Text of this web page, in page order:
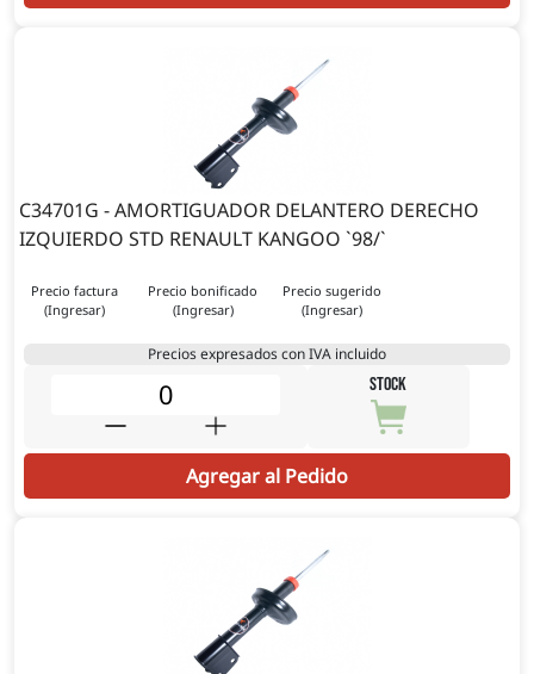
C34701G - AMORTIGUADOR DELANTERO DERECHO
IZQUIERDO STD RENAULT KANGOO `98/`
Precio factura
(Ingresar)
Precio bonificado
(Ingresar)
Precio sugerido
(Ingresar)
Precios expresados con IVA incluido
STOCK
Agregar al Pedido